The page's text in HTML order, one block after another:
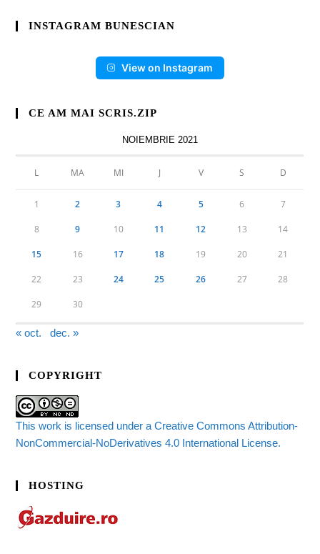
INSTAGRAM BUNESCIAN
View on Instagram
CE AM MAI SCRIS.ZIP
NOIEMBRIE 2021
L MA MI J V S D
1 2 3 4 5 6 7
8 9 10 11 12 13 14
15 16 17 18 19 20 21
22 23 24 25 26 27 28
29 30
« oct. dec. »
COPYRIGHT
This work is licensed under a Creative Commons Attribution-
NonCommercial-NoDerivatives 4.0 International License.
HOSTING